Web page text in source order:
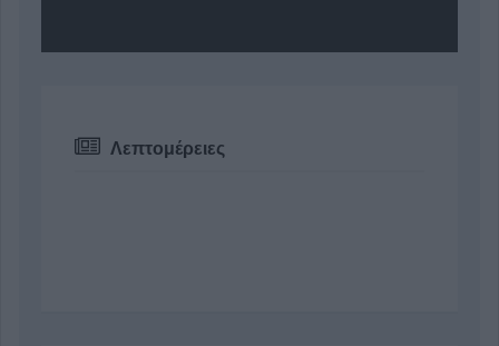
Λεπτομέρειες